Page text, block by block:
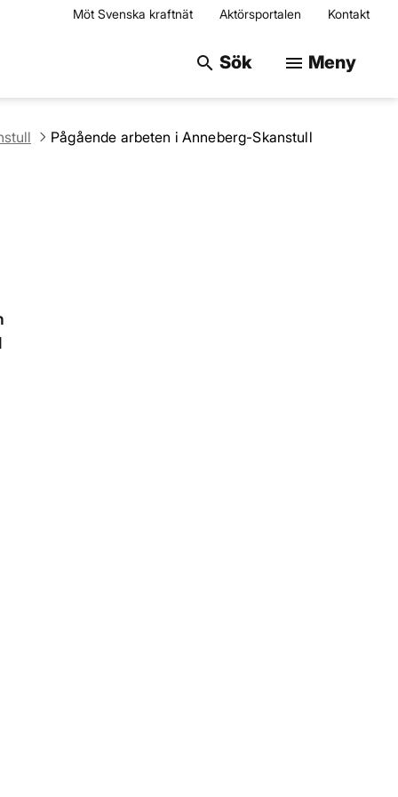
Möt Svenska kraftnät Aktörsportalen Kontakt
search Sök Sök på
menu Meny
Pågående arbeten i Anneberg-Skanstull